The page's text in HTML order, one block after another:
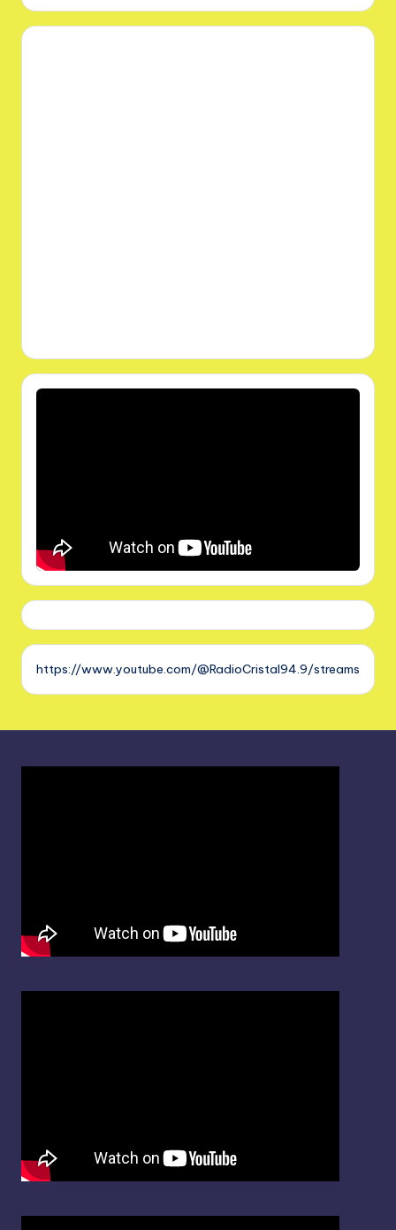
https://www.youtube.com/@RadioCristal94.9/streams